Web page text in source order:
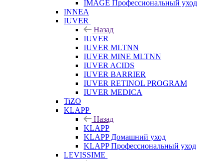
IMAGE Профессиональный уход
INNEA
IUVER
Назад
IUVER
IUVER MLTNN
IUVER MINE MLTNN
IUVER ACIDS
IUVER BARRIER
IUVER RETINOL PROGRAM
IUVER MEDICA
TiZO
KLAPP
Назад
KLAPP
KLAPP Домашний уход
KLAPP Профессиональный уход
LEVISSIME